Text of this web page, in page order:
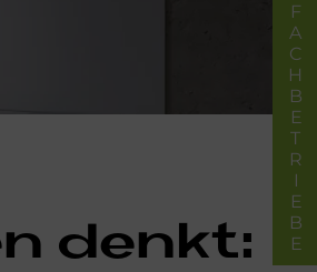
den­kt:
FACHBETRIEBE